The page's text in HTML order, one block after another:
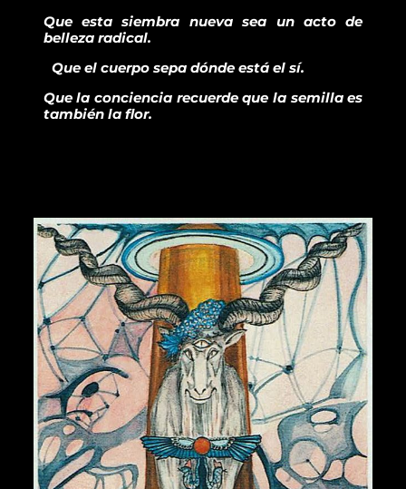
Que esta siembra nueva sea un acto de
belleza radical.
Que el cuerpo sepa dónde está el sí.
Que la conciencia recuerde que la semilla es
también la flor.